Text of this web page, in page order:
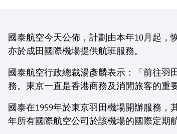
國泰航空今天公佈，計劃由本年10月起
亦於成田國際機場提供航班服務。
國泰航空行政總裁湯彥麟表示：「前往羽
務。東京一直是香港商務及消閒旅客的重
國泰在1959年於東京羽田機場開辦服務，
年所有國際航空公司於該機場的國際定期